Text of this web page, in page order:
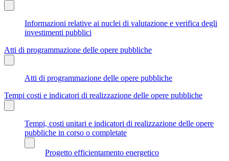
Informazioni relative ai nuclei di valutazione e verifica degli
investimenti pubblici
Atti di programmazione delle opere pubbliche
Atti di programmazione delle opere pubbliche
Tempi costi e indicatori di realizzazione delle opere pubbliche
Tempi, costi unitari e indicatori di realizzazione delle opere
pubbliche in corso o completate
Progetto efficientamento energetico